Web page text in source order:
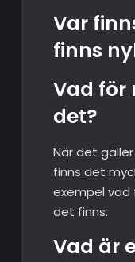
Var
finns
Vad för
det?
När det
finns det
exempel vad
det finns.
Vad är